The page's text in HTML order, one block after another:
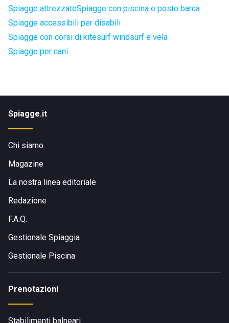
Spiagge attrezzateSpiagge con piscina e posto barca
Spiagge accessibili per disabili
Spiagge con corsi di kitesurf windsurf e vela
Spiagge per cani
Spiagge.it
Chi siamo
Magazine
La nostra linea editoriale
Redazione
F.A.Q.
Gestionale Spiaggia
Gestionale Piscina
Prenotazioni
Stabilimenti balneari